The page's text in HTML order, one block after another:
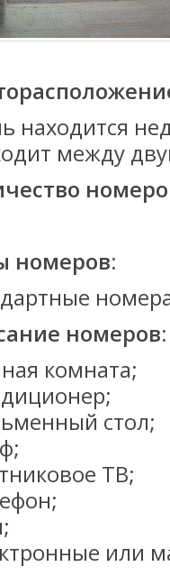
находится
между
номеров:
номеров:
комната;
стол;
ТВ;
или